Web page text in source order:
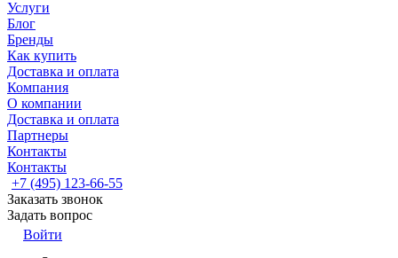
Услуги
Блог
Бренды
Как купить
Доставка и оплата
Компания
О компании
Доставка и оплата
Партнеры
Контакты
Контакты
+7 (495) 123-66-55
Заказать звонок
Задать вопрос
Войти